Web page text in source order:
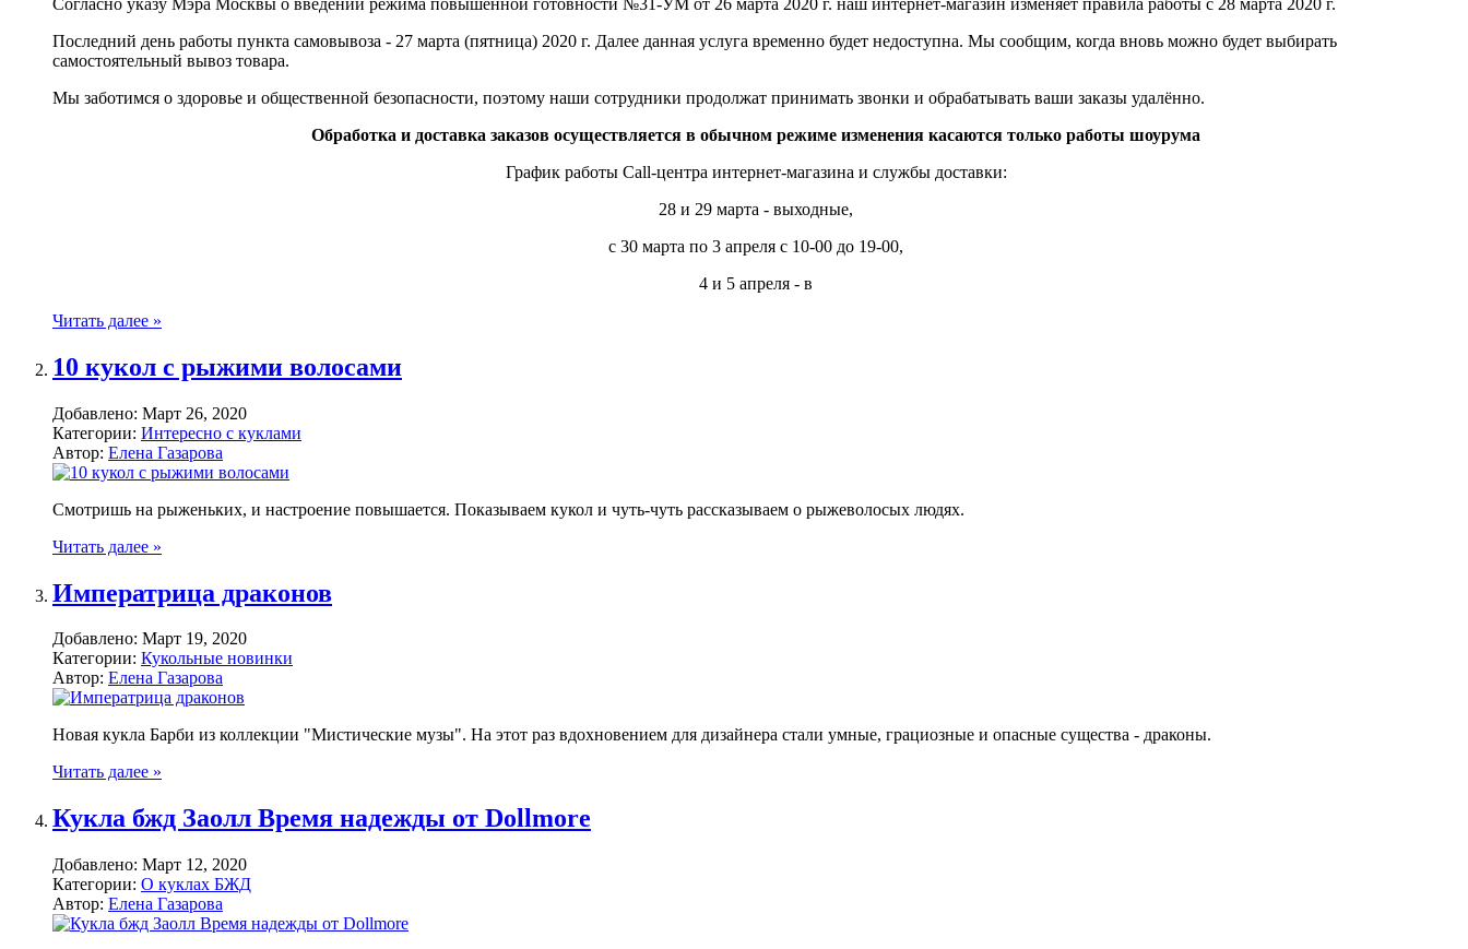
Последний день работы пункта самовывоза - 27 марта (пятница) 2020 г. Далее данная услуга временно будет недоступна. Мы сообщим, когда вновь можно будет выбирать
самостоятельный вывоз товара.
Мы заботимся о здоровье и общественной безопасности, поэтому наши сотрудники продолжат принимать звонки и обрабатывать ваши заказы удалённо.
Обработка и доставка заказов осуществляется в обычном режиме изменения касаются только работы шоурума
График работы Call-центра интернет-магазина и службы доставки:
28 и 29 марта - выходные,
с 30 марта по 3 апреля с 10-00 до 19-00,
4 и 5 апреля - в
Читать далее »
10 кукол с рыжими волосами
Добавлено: Март 26, 2020
Категории: Интересно с куклами
Автор: Елена Газарова
Смотришь на рыженьких, и настроение повышается. Показываем кукол и чуть-чуть рассказываем о рыжеволосых людях.
Читать далее »
Императрица драконов
Добавлено: Март 19, 2020
Категории: Кукольные новинки
Автор: Елена Газарова
Новая кукла Барби из коллекции "Мистические музы". На этот раз вдохновением для дизайнера стали умные, грациозные и опасные существа - драконы.
Читать далее »
Кукла бжд Заолл Время надежды от Dollmore
Добавлено: Март 12, 2020
Категории: О куклах БЖД
Автор: Елена Газарова